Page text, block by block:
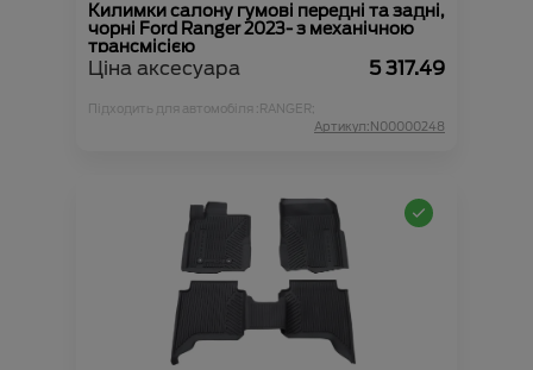
Килимки салону гумові передні та задні,
чорні Ford Ranger 2023- з механічною
трансмісією
Ціна аксесуара 5 317.49
Підходить для автомобіля :RANGER;
Артикул:N00000248